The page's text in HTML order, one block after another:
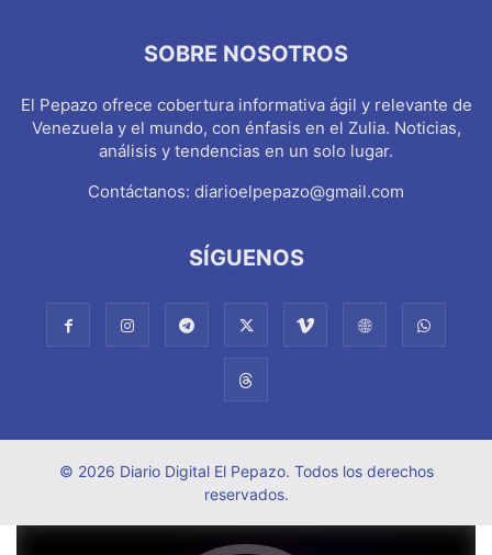
SOBRE NOSOTROS
El Pepazo ofrece cobertura informativa ágil y relevante de
Venezuela y el mundo, con énfasis en el Zulia. Noticias,
análisis y tendencias en un solo lugar.
Contáctanos: diarioelpepazo@gmail.com
SÍGUENOS
© 2026 Diario Digital El Pepazo. Todos los derechos
reservados.